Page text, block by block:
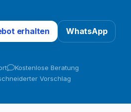
erhalten WhatsApp
Kostenlose Beratung
Vorschlag